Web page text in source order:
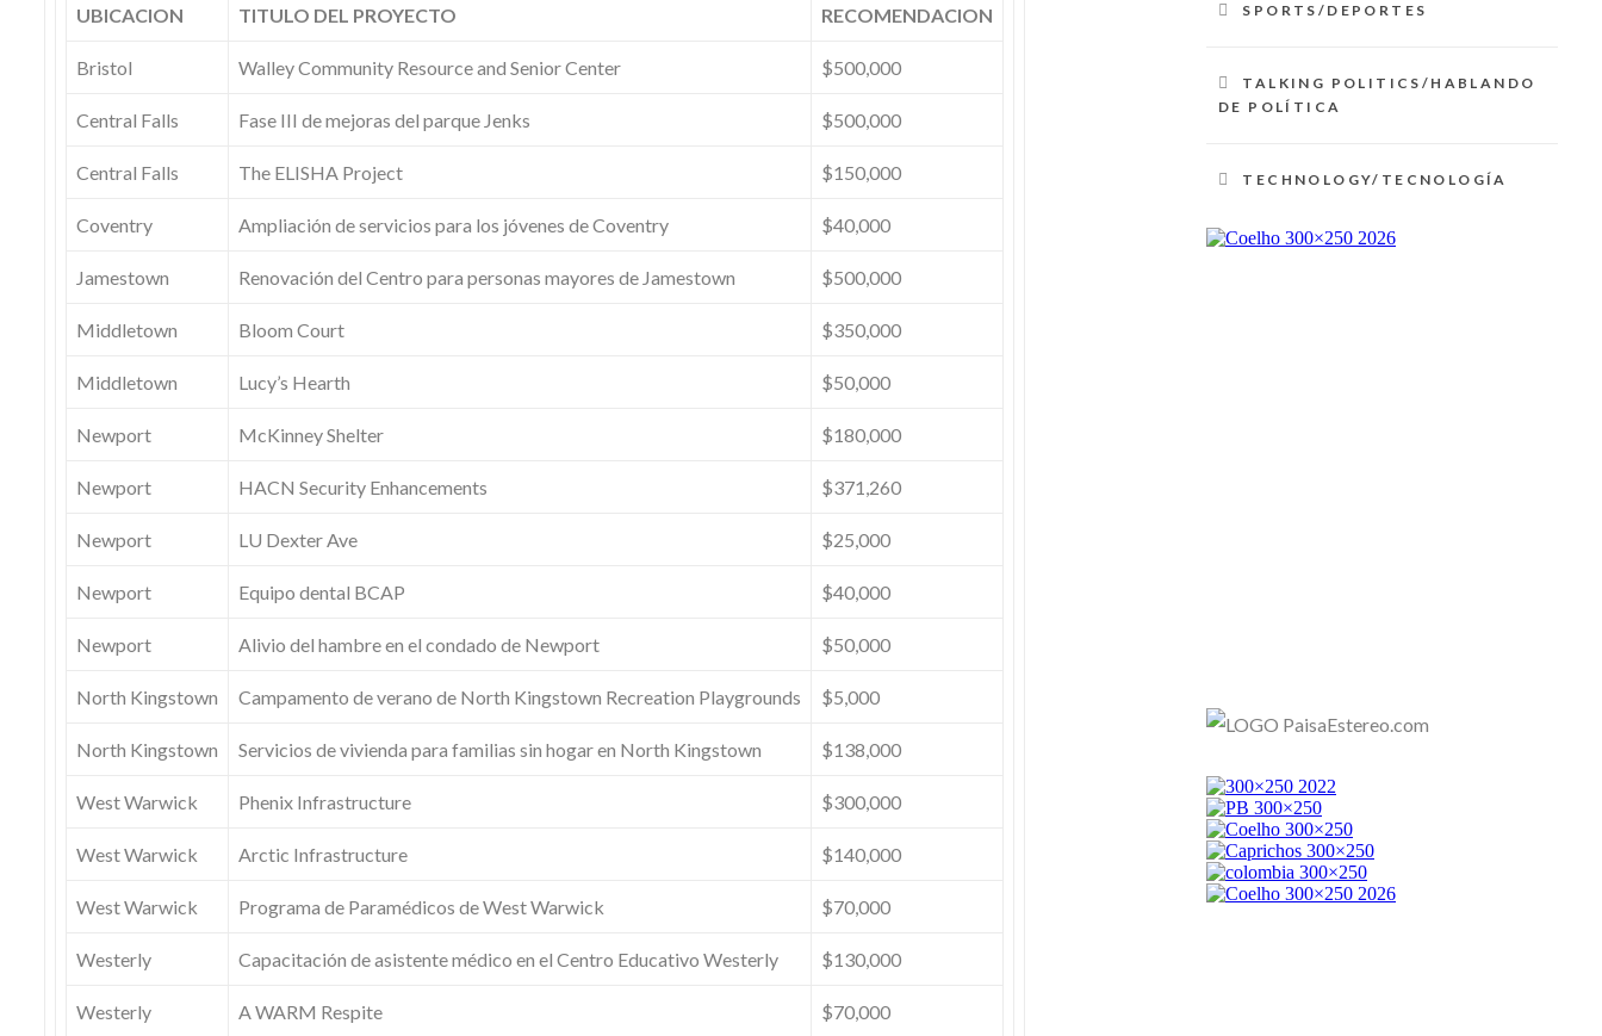
UBICACION TITULO DEL PROYECTO RECOMENDACION
Bristol Walley Community Resource and Senior Center $500,000
Central Falls Fase III de mejoras del parque Jenks $500,000
Central Falls The ELISHA Project $150,000
Coventry Ampliación de servicios para los jóvenes de Coventry $40,000
Jamestown Renovación del Centro para personas mayores de Jamestown $500,000
Middletown Bloom Court $350,000
Middletown Lucy’s Hearth $50,000
Newport McKinney Shelter $180,000
Newport HACN Security Enhancements $371,260
Newport LU Dexter Ave $25,000
Newport Equipo dental BCAP $40,000
Newport Alivio del hambre en el condado de Newport $50,000
North Kingstown Campamento de verano de North Kingstown Recreation Playgrounds $5,000
North Kingstown Servicios de vivienda para familias sin hogar en North Kingstown $138,000
West Warwick Phenix Infrastructure $300,000
West Warwick Arctic Infrastructure $140,000
West Warwick Programa de Paramédicos de West Warwick $70,000
Westerly Capacitación de asistente médico en el Centro Educativo Westerly $130,000
Westerly A WARM Respite $70,000
SPORTS/DEPORTES
TALKING POLITICS/HABLANDO
DE POLÍTICA
TECHNOLOGY/TECNOLOGÍA